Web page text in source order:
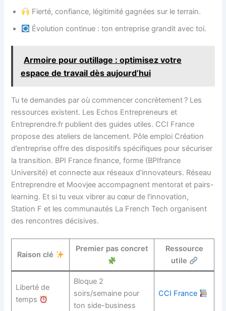
Fierté, confiance, légitimité gagnées sur le terrain.
Évolution continue : ton entreprise grandit avec toi.
Armoire pour outillage : optimisez votre
espace de travail dès aujourd’hui
Tu te demandes par où commencer concrètement ? Les
ressources existent. Les Echos Entrepreneurs et
Entreprendre.fr publient des guides utiles. CCI France
propose des ateliers de lancement. Pôle emploi Création
d’entreprise offre des dispositifs spécifiques pour sécuriser
la transition. BPI France finance, forme (BPIfrance
Université) et connecte aux réseaux d’innovateurs. Réseau
Entreprendre et Moovjee accompagnent mentorat et pairs-
learning. Et si tu veux vibrer au cœur de l’innovation,
Station F et les communautés La French Tech organisent
des rencontres décisives.
Raison clé
Premier pas concret
Ressource
utile
Liberté de
temps
Bloque 2
soirs/semaine pour
ton side-business
CCI France